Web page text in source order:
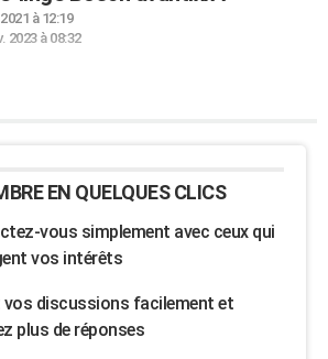
à 12:19
2023 à 08:32
EN QUELQUES CLICS
vous simplement avec ceux qui
vos intérêts
vos discussions facilement et
plus de réponses